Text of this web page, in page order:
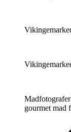
gourmet mad